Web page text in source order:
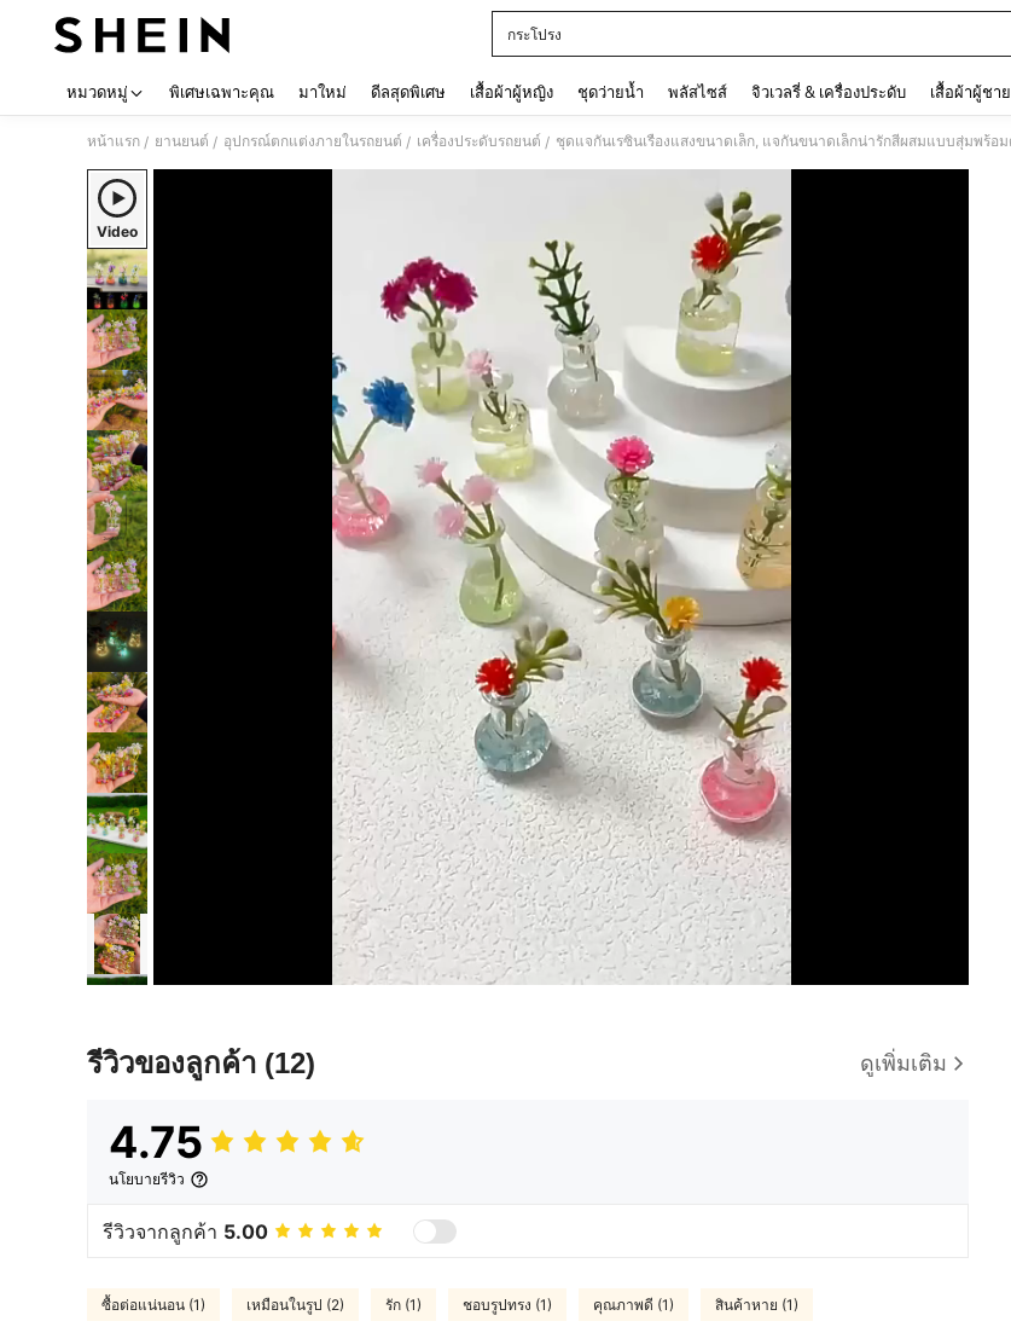
กระโปรง
หมวดหมู่ พิเศษเฉพาะคุณ มาใหม่ ดีลสุดพิเศษ เสื้อผ้าผู้หญิง ชุดว่ายน้ำ พลัสไซส์ จิวเวลรี่ & เครื่องประดับ เสื้อผ้าผู้ชาย
หน้าแรก / ยานยนต์ / อุปกรณ์ตกแต่งภายในรถยนต์ / เครื่องประดับรถยนต์ /
Video
รีวิวของลูกค้า (12) ดูเพิ่มเติม
4.75
นโยบายรีวิว
รีวิวจากลูกค้า 5.00
ซื้อต่อแน่นอน (1) เหมือนในรูป (2) รัก (1) ชอบรูปทรง (1) คุณภาพดี (1) สินค้าหาย (1)